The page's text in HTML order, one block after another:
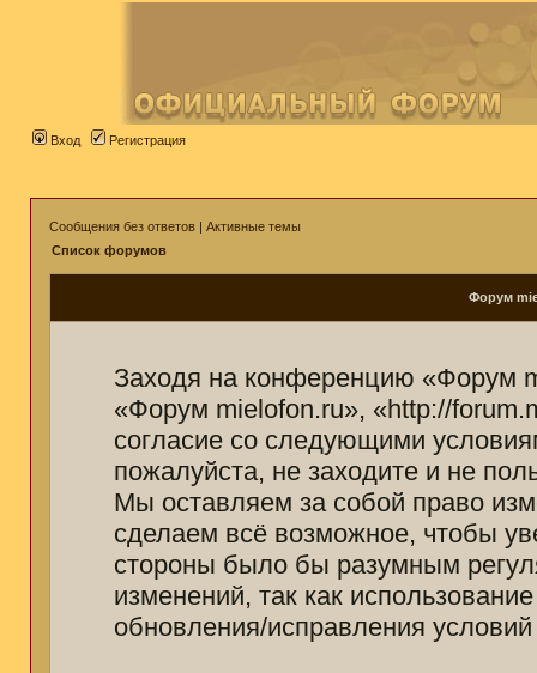
Вход Регистрация
Сообщения без ответов | Активные темы
Список форумов
Форум
Заходя на конференцию «Форум
«Форум mielofon.ru», «http://
согласие со следующими
пожалуйста, не заходите и не
Мы оставляем за собой право
сделаем всё возможное, чтобы
стороны было бы разумным
изменений, так как
обновления/исправления